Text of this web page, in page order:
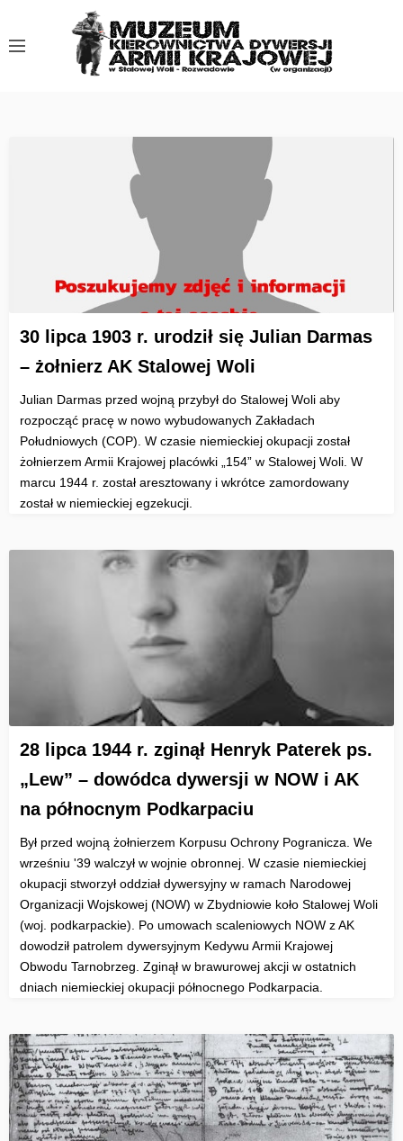
30 lipca 1903 r. urodził się Julian Darmas
– żołnierz AK Stalowej Woli
Julian Darmas przed wojną przybył do Stalowej Woli aby
rozpocząć pracę w nowo wybudowanych Zakładach
Południowych (COP). W czasie niemieckiej okupacji został
żołnierzem Armii Krajowej placówki „154” w Stalowej Woli. W
marcu 1944 r. został aresztowany i wkrótce zamordowany
został w niemieckiej egzekucji.
28 lipca 1944 r. zginął Henryk Paterek ps.
„Lew” – dowódca dywersji w NOW i AK
na północnym Podkarpaciu
Był przed wojną żołnierzem Korpusu Ochrony Pogranicza. We
wrześniu '39 walczył w wojnie obronnej. W czasie niemieckiej
okupacji stworzył oddział dywersyjny w ramach Narodowej
Organizacji Wojskowej (NOW) w Zbydniowie koło Stalowej Woli
(woj. podkarpackie). Po umowach scaleniowych NOW z AK
dowodził patrolem dywersyjnym Kedywu Armii Krajowej
Obwodu Tarnobrzeg. Zginął w brawurowej akcji w ostatnich
dniach niemieckiej okupacji północnego Podkarpacia.